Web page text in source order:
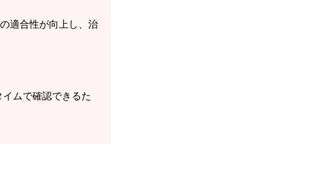
適合性が向上し、治
ムで確認できるた